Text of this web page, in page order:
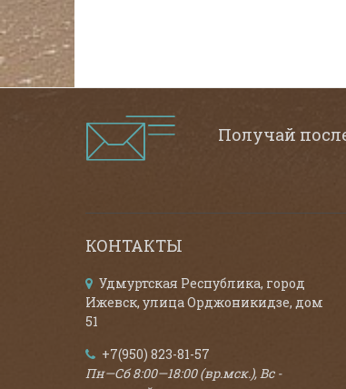
Получай
КОНТАКТЫ
Удмуртская Республика, город
Ижевск, улица Орджоникидзе, дом
51
+7(950) 823-81-57
Пн—Сб 8:00—18:00 (вр.мск.), Вс -